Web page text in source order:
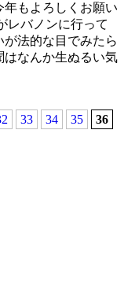
もよろしくお願い
バノンに行って
法的な目でみたら
はなんか生ぬるい気
33 34 35 36